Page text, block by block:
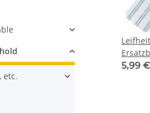
lang
5,99 €
etc.